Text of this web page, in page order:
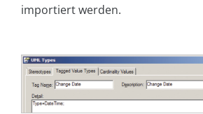
importiert werden.